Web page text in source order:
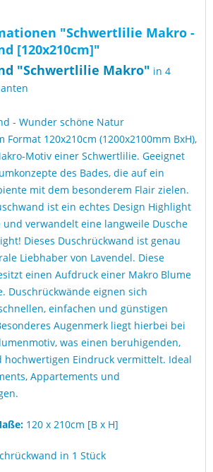
"Schwertlilie Makro -
[120x210cm]"
"Schwertlilie Makro" in 4
- Wunder schöne Natur
Format 120x210cm (1200x2100mm BxH),
Motiv einer Schwertlilie. Geeignet
des Bades, die auf ein
mit dem besonderem Flair zielen.
ist ein echtes Design Highlight
verwandelt eine langweile Dusche
Dieses Duschrückwand ist genau
Liebhaber von Lavendel. Diese
einen Aufdruck einer Makro Blume
Duschrückwände eignen sich
einfachen und günstigen
Augenmerk liegt hierbei bei
was einen beruhigenden,
hochwertigen Eindruck vermittelt. Ideal
Appartements und
120 x 210cm [B x H]
in 1 Stück